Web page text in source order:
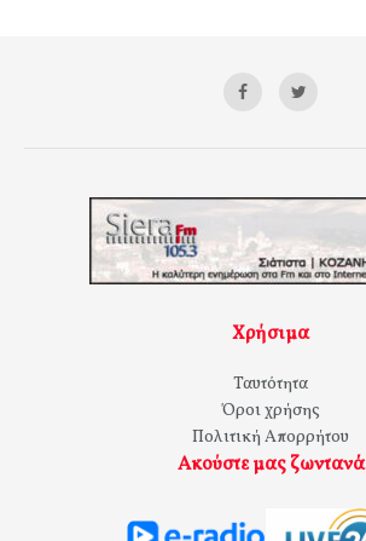
Χρήσιμα
Ταυτότητα
Όροι χρήσης
Πολιτική Απορρήτου
Ακούστε μας ζωντανά